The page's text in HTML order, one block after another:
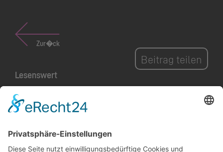
Zur�ck
Beitrag teilen
Lesenswert
und jede Menge Spass